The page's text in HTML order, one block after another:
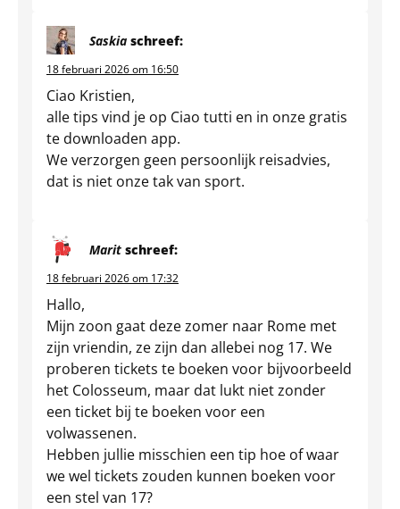
Saskia schreef:
18 februari 2026 om 16:50
Ciao Kristien,
alle tips vind je op Ciao tutti en in onze gratis
te downloaden app.
We verzorgen geen persoonlijk reisadvies,
dat is niet onze tak van sport.
Marit schreef:
18 februari 2026 om 17:32
Hallo,
Mijn zoon gaat deze zomer naar Rome met
zijn vriendin, ze zijn dan allebei nog 17. We
proberen tickets te boeken voor bijvoorbeeld
het Colosseum, maar dat lukt niet zonder
een ticket bij te boeken voor een
volwassenen.
Hebben jullie misschien een tip hoe of waar
we wel tickets zouden kunnen boeken voor
een stel van 17?